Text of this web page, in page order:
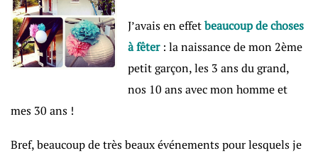
J’avais en effetbeaucoup de choses
à fêter: la naissance de mon 2ème
petit garçon, les 3 ans du grand,
nos 10 ans avec mon homme et
mes 30 ans !
Bref, beaucoup de très beaux événements pour lesquels je